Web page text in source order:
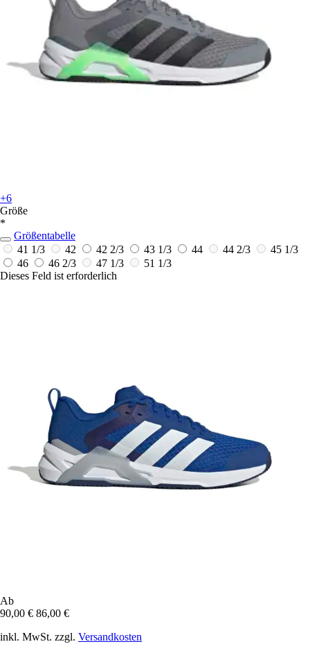
+6
Größe
*
Größentabelle
41 1/3
42 42 2/3 43 1/3 44 44 2/3
45 1/3
46
46 2/3 47 1/3
51 1/3
Dieses Feld ist erforderlich
Ab
90,00 € 86,00 €
inkl. MwSt. zzgl. Versandkosten